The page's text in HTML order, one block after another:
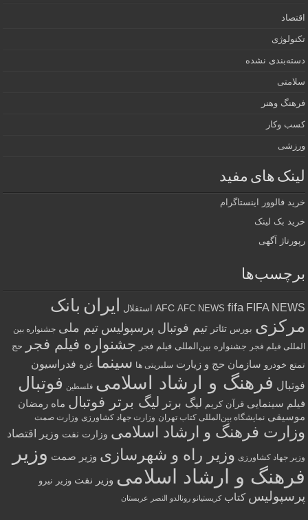
اقتصاد
تکنولوژی
دسته‌بندی نشده
سلامتی
فرهنگ وهنر
کسب وکار
ورزشی
لینک های مفید
خرید فالوور اینستاگرام
خرید بک لینک
رپورتاژ آگهی
برچسب‌ها
AFC AFC NEWS fifa FIFA NEWS استقلال ایران بانک
مرکزی بورس تئاتر تیم فوتبال پرسپولیس تیم ملی جشنواره بین
المللی فیلم فجر
جشنواره بین‌المللی فیلم فجر جشنواره فیلم فجر
حج
تمتع خودرو سازمان حج و زیارت سلبریتی ها سینما غزه فدراسیون
فوتبال فرهنگ و ارشاد اسلامی فلسطین فوتبال
فیلم سینمایی قرآن کریم لیگ برتر لیگ برتر فوتبال ماه رمضان
موسیقی نمایشگاه بین‌المللی کتاب تهران وزارت جهاد کشاورزی وزارت صمت
وزارت فرهنگ و ارشاد اسلامی وزارت نفت وزیر اقتصاد
وزیر جهاد کشاورزی وزیر راه و شهرسازی وزیر صمت وزیر
فرهنگ و ارشاد اسلامی وزیر نفت وزیر نیرو
پرسپولیس کتاب کریستیانو رونالدو النصر عربستان